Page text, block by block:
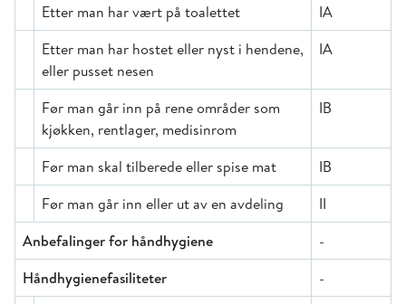
Etter man har vært på toalettet
IA
Etter man har hostet eller nyst i hendene,
eller pusset nesen
IA
Før man går inn på rene områder som
kjøkken, rentlager, medisinrom
IB
Før man skal tilberede eller spise mat
IB
Før man går inn eller ut av en avdeling
II
Anbefalinger for håndhygiene
-
Håndhygienefasiliteter
-